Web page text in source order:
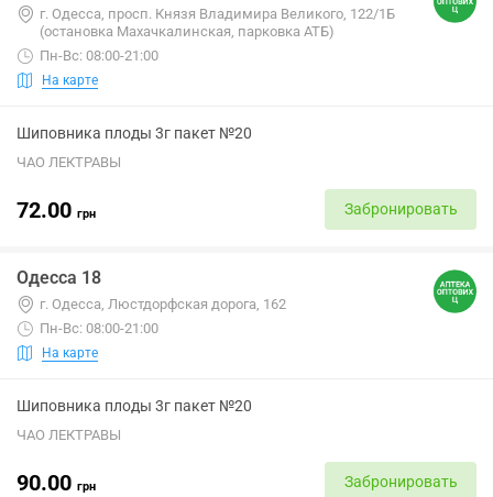
г. Одесса, просп. Князя Владимира Великого, 122/1Б
(остановка Махачкалинская, парковка АТБ)
Пн-Вс: 08:00-21:00
На карте
Шиповника плоды 3г пакет №20
ЧАО ЛЕКТРАВЫ
72.00 грн Забронировать
Одесса 18
г. Одесса, Люстдорфская дорога, 162
Пн-Вс: 08:00-21:00
На карте
Шиповника плоды 3г пакет №20
ЧАО ЛЕКТРАВЫ
90.00 грн Забронировать